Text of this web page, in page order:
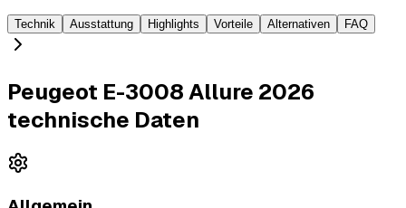
Technik Ausstattung Highlights Vorteile Alternativen FAQ
Peugeot E-3008 Allure 2026
technische Daten